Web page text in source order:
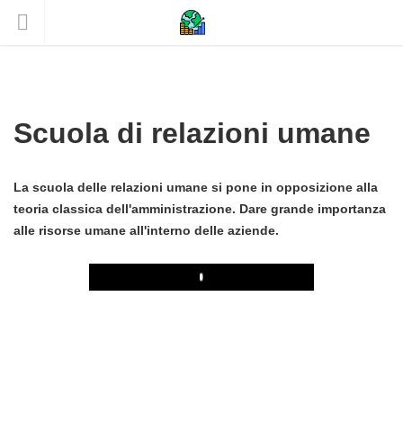
Scuola di relazioni umane
La scuola delle relazioni umane si pone in opposizione alla
teoria classica dell'amministrazione. Dare grande importanza
alle risorse umane all'interno delle aziende.
Play